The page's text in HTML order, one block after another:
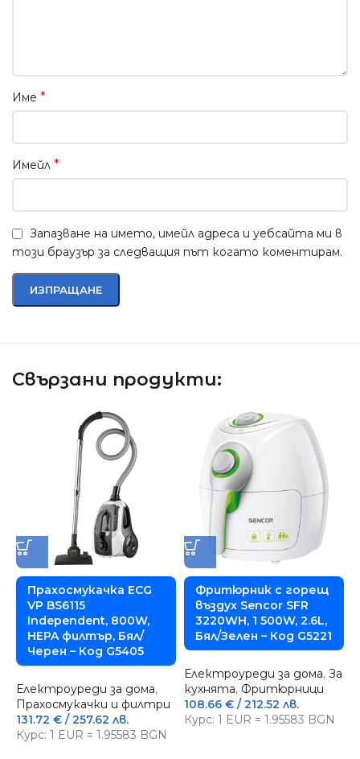
Име *
Имейл *
Запазване на името, имейл адреса и уебсайта ми в
този браузър за следващия път когато коментирам.
Свързани продукти:
Прахосмукачка ECG
VP BS6115
Independent, 800W,
HEPA филтър, Бял/
Черен – Код G5405
Електроуреди за дома,
Прахосмукачки и филтри
131.72 € / 257.62 лв.
Курс: 1 EUR = 1.95583 BGN
Фритюрник с горещ
въздух Sencor SFR
3220WH, 1 500W, 2.6L,
Бял/Зелен – Код G5221
Електроуреди за дома, За
кухнята, Фритюрници
108.66 €/ 212.52 лв.
Курс: 1 EUR = 1.95583 BGN